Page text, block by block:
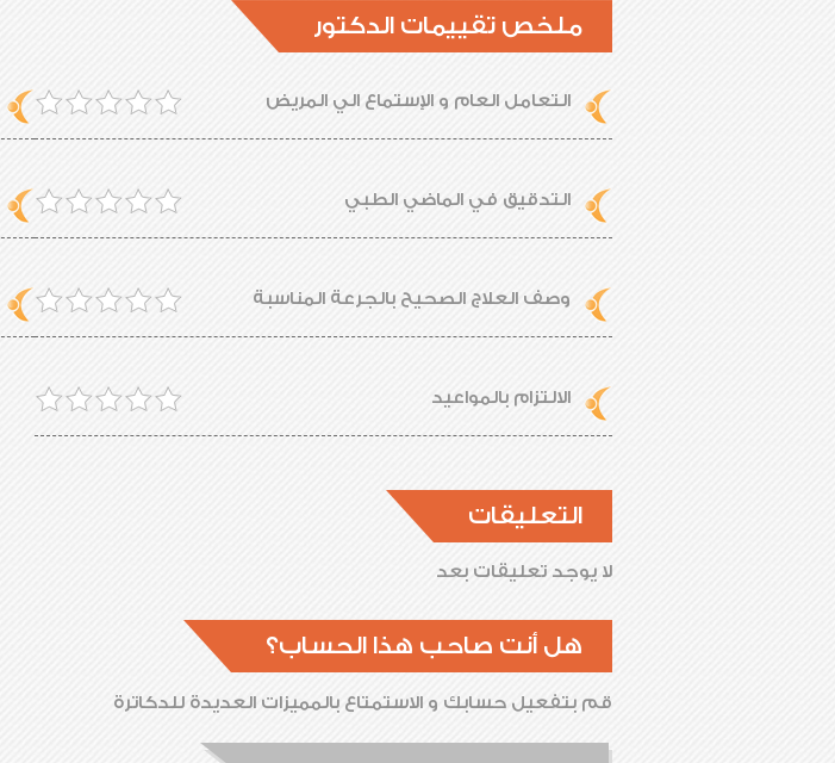
ملخص تقييمات الدكتور
التعامل العام و الإستماع الي المريض
التدقيق في الماضي الطبي
وصف العلاج الصحيح بالجرعة المناسبة
الالتزام بالمواعيد
التعليقات
لا يوجد تعليقات بعد
هل أنت صاحب هذا الحساب؟
قم بتفعيل حسابك و الاستمتاع بالمميزات العديدة للدكاترة